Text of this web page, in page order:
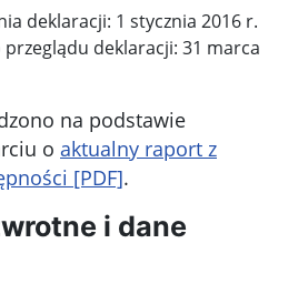
deklaracji: 1 stycznia 2016 r.
deklaracji: 31 marca
na podstawie
o aktualny raport z
[PDF].
i dane